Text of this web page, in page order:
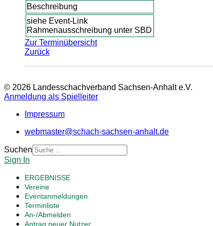
Beschreibung
siehe Event-Link
Rahmenausschreibung unter SBD
Zur Terminübersicht
Zurück
© 2026 Landesschachverband Sachsen-Anhalt e.V.
Anmeldung als Spielleiter
Impressum
webmaster@schach-sachsen-anhalt.de
Suchen
Sign In
ERGEBNISSE
Vereine
Eventanmeldungen
Terminliste
An-/Abmelden
Antrag neuer Nutzer